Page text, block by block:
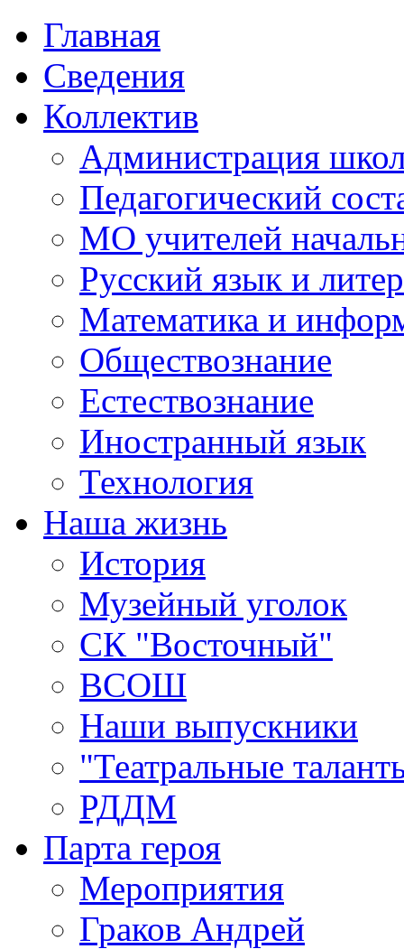
Главная
Сведения
Коллектив
Администрация
Педагогический
МО учителей
Русский язык и
Математика и
Обществознание
Естествознание
Иностранный язык
Технология
Наша жизнь
История
Музейный уголок
СК "Восточный"
ВСОШ
Наши выпускники
"Театральные
РДДМ
Парта героя
Мероприятия
Граков Андрей